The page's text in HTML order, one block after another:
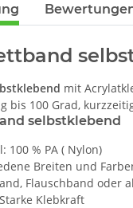
mit
bis 100 Grad,
selbstklebend
100 % PA ( Nylon)
Breiten und
Flauschband oder
Klebkraft